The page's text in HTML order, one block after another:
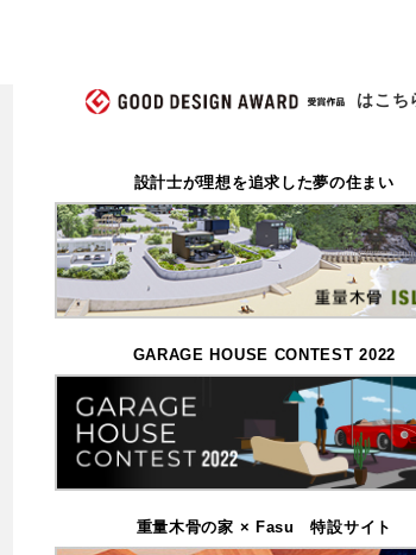
はこち
設計士が理想を追求した夢の住まい
GARAGE HOUSE CONTEST 2022
重量木骨の家 × Fasu 特設サイト